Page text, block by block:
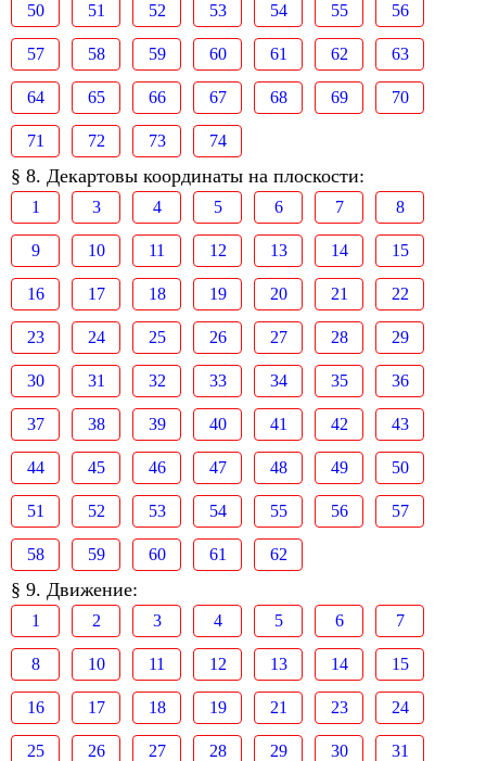
50 51 52 53 54 55 56
57 58 59 60 61 62 63
64 65 66 67 68 69 70
71 72 73 74
§ 8. Декартовы координаты на плоскости:
1 3 4 5 6 7 8
9 10 11 12 13 14 15
16 17 18 19 20 21 22
23 24 25 26 27 28 29
30 31 32 33 34 35 36
37 38 39 40 41 42 43
44 45 46 47 48 49 50
51 52 53 54 55 56 57
58 59 60 61 62
§ 9. Движение:
1 2 3 4 5 6 7
8 10 11 12 13 14 15
16 17 18 19 21 23 24
25 26 27 28 29 30 31